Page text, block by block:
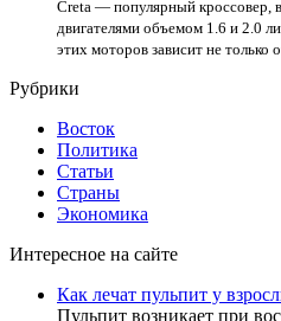
Creta — популярный кроссовер,
двигателями объемом 1.6 и 2.0
этих моторов зависит не
Рубрики
Восток
Политика
Статьи
Страны
Экономика
Интересное на сайте
Как лечат пульпит у
Пульпит возникает при